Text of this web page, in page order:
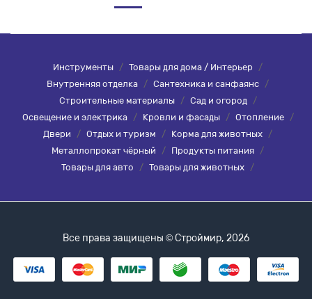
Инструменты / Товары для дома / Интерьер /
Внутренняя отделка / Сантехника и санфаянс /
Строительные материалы
/ Сад и огород
/
Освещение и электрика
/ Кровли и фасады / Отопление
/
Двери
/ Отдых и туризм / Корма для животных /
Металлопрокат чёрный
/ Продукты питания /
Товары для авто
/ Товары для животных /
Все права защищены © Строймир, 2026